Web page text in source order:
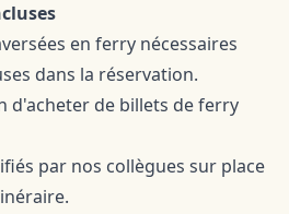
en ferry nécessaires
dans la réservation.
d'acheter de billets de ferry
par nos collègues sur place